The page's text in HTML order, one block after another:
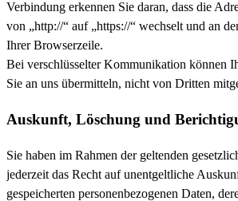
Verbindung erkennen Sie daran, dass die
von „http://“ auf „https://“ wechselt und an
Ihrer Browserzeile.
Bei verschlüsselter Kommunikation können
Sie an uns übermitteln, nicht von Dritten
Auskunft, Löschung und
Sie haben im Rahmen der geltenden
jederzeit das Recht auf unentgeltliche
gespeicherten personenbezogenen Daten,